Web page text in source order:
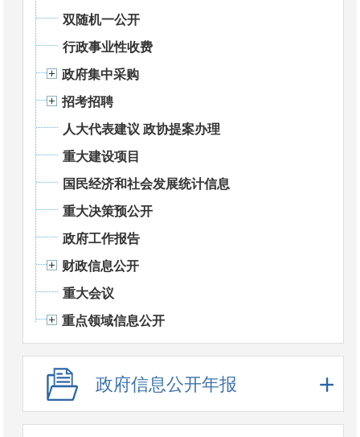
双随机一公开
行政事业性收费
政府集中采购
招考招聘
人大代表建议 政协提案办理
重大建设项目
国民经济和社会发展统计信息
重大决策预公开
政府工作报告
财政信息公开
重大会议
重点领域信息公开
政府信息公开年报